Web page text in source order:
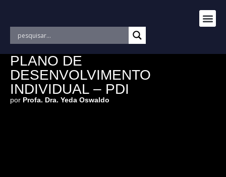
PLANO DE
DESENVOLVIMENTO
INDIVIDUAL – PDI
por Profa. Dra. Yeda Oswaldo